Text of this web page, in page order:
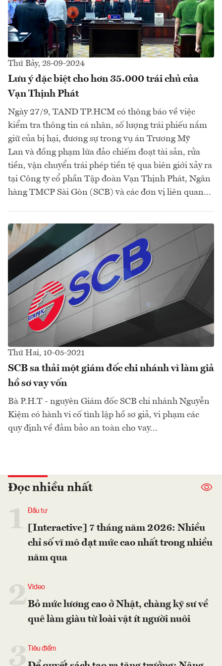
Thứ Bảy, 28-09-2024
Lưu ý đặc biệt cho hơn 35.000 trái chủ của
Vạn Thịnh Phát
Ngày 27/9, TAND TP.HCM có thông báo về việc
kiểm tra thông tin cá nhân, số lượng trái phiếu nắm
giữ của bị hại, đương sự trong vụ án Trương Mỹ
Lan và đồng phạm lừa đảo chiếm đoạt tài sản, rửa
tiền, vận chuyển trái phép tiền tệ qua biên giới xảy ra
tại Công ty cổ phần Tập đoàn Vạn Thịnh Phát, Ngân
hàng TMCP Sài Gòn (SCB) và các đơn vị liên quan...
Thứ Hai, 10-05-2021
SCB sa thải một giám đốc chi nhánh vì làm giả
hồ sơ vay vốn
Bà P.H.T - nguyên Giám đốc SCB chi nhánh Nguyễn
Kiệm có hành vi cố tình lập hồ sơ giả, vi phạm các
quy định về đảm bảo an toàn cho vay...
Đọc nhiều nhất
Đầu tư
[Interactive] 7 tháng năm 2026: Nhiều
chỉ số vĩ mô đạt mức cao nhất trong nhiều
năm qua
2Video
Bỏ mức lương cao ở Nhật, chàng kỹ sư về
quê làm giàu từ loài vật ít người nuôi
Tiêu điểm